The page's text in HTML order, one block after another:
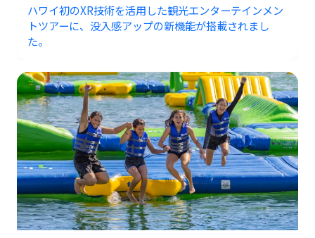
ハワイ初のXR技術を活用した観光エンターテインメン
トツアーに、没入感アップの新機能が搭載されまし
た。